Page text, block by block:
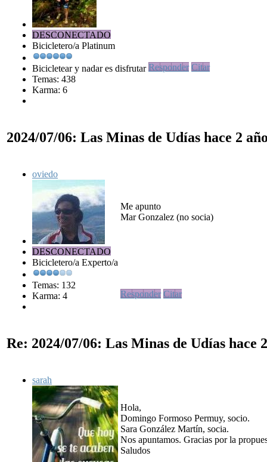
DESCONECTADO
Bicicletero/a Platinum
Bicicletear y nadar es disfrutar
Temas: 438
Karma: 6
Responder Citar
2024/07/06: Las Minas de Udías hace 2
oviedo
DESCONECTADO
Bicicletero/a Experto/a
Temas: 132
Karma: 4
Me apunto
Mar Gonzalez (no socia)
Responder Citar
Re: 2024/07/06: Las Minas de Udías hace
sarah
Hola,
Domingo Formoso Permuy, socio.
Sara González Martín, socia.
Nos apuntamos. Gracias por la
Saludos